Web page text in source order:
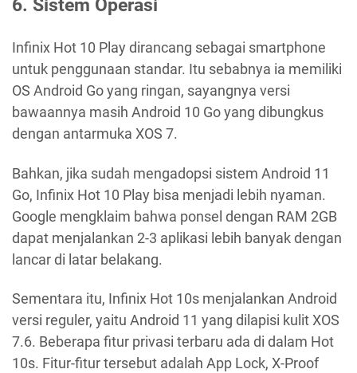
6. Sistem Operasi
Infinix Hot 10 Play dirancang sebagai smartphone
untuk penggunaan standar. Itu sebabnya ia memiliki
OS Android Go yang ringan, sayangnya versi
bawaannya masih Android 10 Go yang dibungkus
dengan antarmuka XOS 7.
Bahkan, jika sudah mengadopsi sistem Android 11
Go, Infinix Hot 10 Play bisa menjadi lebih nyaman.
Google mengklaim bahwa ponsel dengan RAM 2GB
dapat menjalankan 2-3 aplikasi lebih banyak dengan
lancar di latar belakang.
Sementara itu, Infinix Hot 10s menjalankan Android
versi reguler, yaitu Android 11 yang dilapisi kulit XOS
7.6. Beberapa fitur privasi terbaru ada di dalam Hot
10s. Fitur-fitur tersebut adalah App Lock, X-Proof